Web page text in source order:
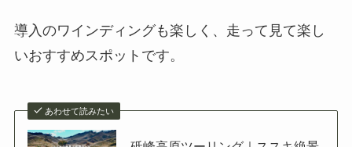
導入のワインディングも楽しく、走って見て楽し
いおすすめスポットです。
あわせて読みたい